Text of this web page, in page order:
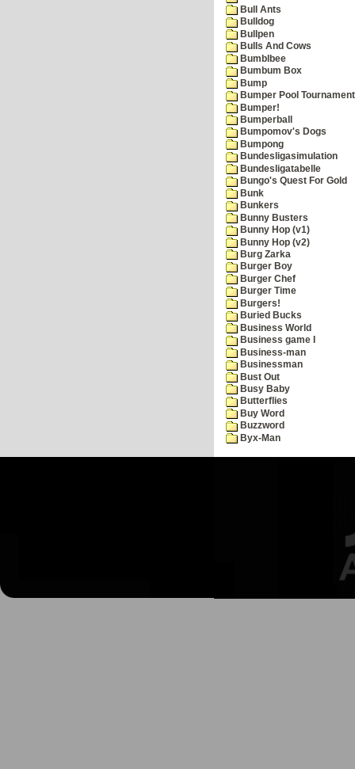
Bull Ants
Bulldog
Bullpen
Bulls And Cows
Bumblbee
Bumbum Box
Bump
Bumper Pool Tournament
Bumper!
Bumperball
Bumpomov's Dogs
Bumpong
Bundesligasimulation
Bundesligatabelle
Bungo's Quest For Gold
Bunk
Bunkers
Bunny Busters
Bunny Hop (v1)
Bunny Hop (v2)
Burg Zarka
Burger Boy
Burger Chef
Burger Time
Burgers!
Buried Bucks
Business World
Business game I
Business-man
Businessman
Bust Out
Busy Baby
Butterflies
Buy Word
Buzzword
Byx-Man